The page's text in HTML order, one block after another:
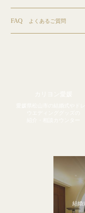
FAQ よくあるご質問
結婚